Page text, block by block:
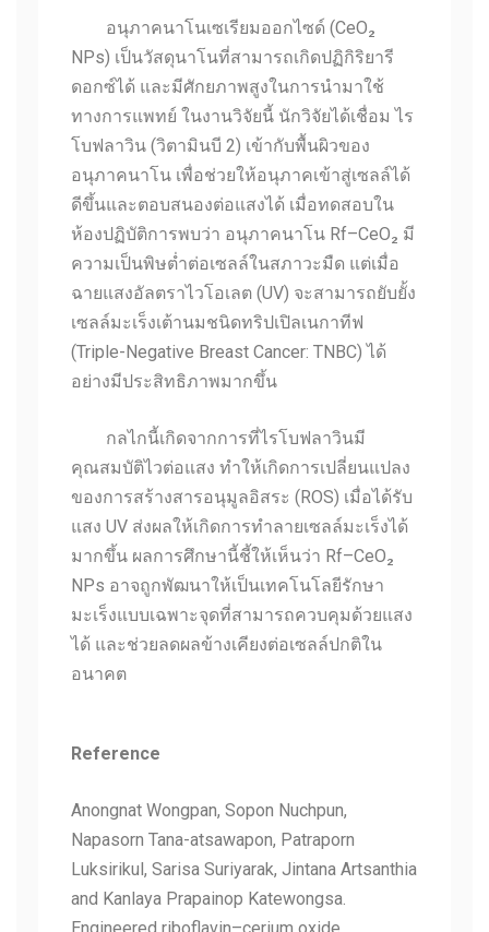
อนุภาคนาโนเซเรียมออกไซด์ (CeO₂
NPs) เป็นวัสดุนาโนที่สามารถเกิดปฏิกิริยารี
ดอกซ์ได้ และมีศักยภาพสูงในการนำมาใช้
ทางการแพทย์ ในงานวิจัยนี้ นักวิจัยได้เชื่อม ไร
โบฟลาวิน (วิตามินบี 2) เข้ากับพื้นผิวของ
อนุภาคนาโน เพื่อช่วยให้อนุภาคเข้าสู่เซลล์ได้
ดีขึ้นและตอบสนองต่อแสงได้ เมื่อทดสอบใน
ห้องปฏิบัติการพบว่า อนุภาคนาโน Rf–CeO₂ มี
ความเป็นพิษต่ำต่อเซลล์ในสภาวะมืด แต่เมื่อ
ฉายแสงอัลตราไวโอเลต (UV) จะสามารถยับยั้ง
เซลล์มะเร็งเต้านมชนิดทริปเปิลเนกาทีฟ
(Triple-Negative Breast Cancer: TNBC) ได้
อย่างมีประสิทธิภาพมากขึ้น
กลไกนี้เกิดจากการที่ไรโบฟลาวินมี
คุณสมบัติไวต่อแสง ทำให้เกิดการเปลี่ยนแปลง
ของการสร้างสารอนุมูลอิสระ (ROS) เมื่อได้รับ
แสง UV ส่งผลให้เกิดการทำลายเซลล์มะเร็งได้
มากขึ้น ผลการศึกษานี้ชี้ให้เห็นว่า Rf–CeO₂
NPs อาจถูกพัฒนาให้เป็นเทคโนโลยีรักษา
มะเร็งแบบเฉพาะจุดที่สามารถควบคุมด้วยแสง
ได้ และช่วยลดผลข้างเคียงต่อเซลล์ปกติใน
อนาคต
Reference
Anongnat Wongpan, Sopon Nuchpun,
Napasorn Tana-atsawapon, Patraporn
Luksirikul, Sarisa Suriyarak, Jintana Artsanthia
and Kanlaya Prapainop Katewongsa.